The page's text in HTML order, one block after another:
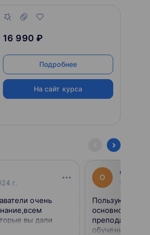
16 990 ₽
Подробнее
На сайт курса
г.
очень
вы дали
О
Ольга
Пользуюсь
основном
обучения и